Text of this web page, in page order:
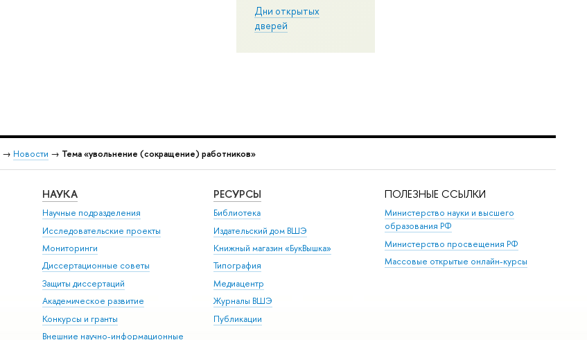
Дни открытых
дверей
→ Новости → Тема «увольнение (сокращение) работников»
НАУКА
Научные подразделения
Исследовательские проекты
Мониторинги
Диссертационные советы
Защиты диссертаций
Академическое развитие
Конкурсы и гранты
Внешние научно-информационные
РЕСУРСЫ
Библиотека
Издательский дом ВШЭ
Книжный магазин «БукВышка»
Типография
Медиацентр
Журналы ВШЭ
Публикации
ПОЛЕЗНЫЕ ССЫЛКИ
Министерство науки и высшего
образования РФ
Министерство просвещения РФ
Массовые открытые онлайн-курсы